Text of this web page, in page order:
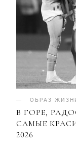
ОБРАЗ
В ГОРЕ,
САМЫЕ
2026